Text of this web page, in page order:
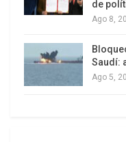
por el dictador
militares fue jefe
acusados de
humanos.
de
Ago 8,
Saudí:
Ago 5,